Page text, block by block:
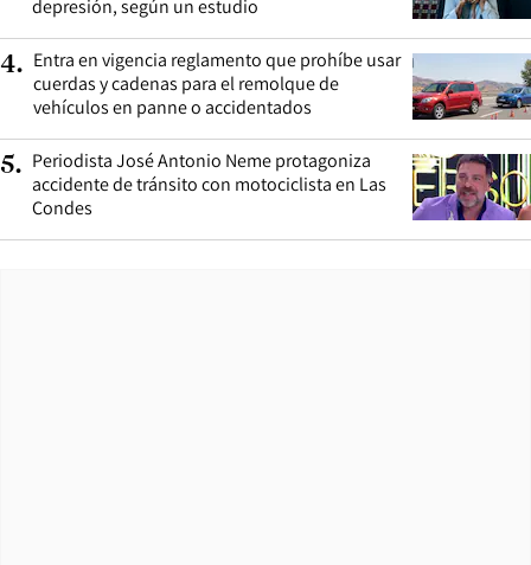
depresión, según un estudio
4. Entra en vigencia reglamento que prohíbe usar
cuerdas y cadenas para el remolque de
vehículos en panne o accidentados
5. Periodista José Antonio Neme protagoniza
accidente de tránsito con motociclista en Las
Condes